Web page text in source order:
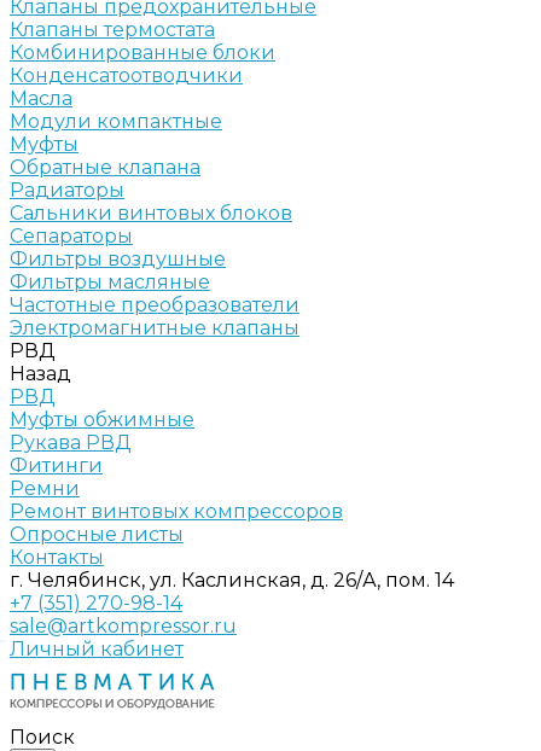
Клапаны предохранительные
Клапаны термостата
Комбинированные блоки
Конденсатоотводчики
Масла
Модули компактные
Муфты
Обратные клапана
Радиаторы
Сальники винтовых блоков
Сепараторы
Фильтры воздушные
Фильтры масляные
Частотные преобразователи
Электромагнитные клапаны
РВД
Назад
РВД
Муфты обжимные
Рукава РВД
Фитинги
Ремни
Ремонт винтовых компрессоров
Опросные листы
Контакты
г. Челябинск, ул. Каслинская, д. 26/А, пом. 14
+7 (351) 270-98-14
sale@artkompressor.ru
Личный кабинет
Поиск